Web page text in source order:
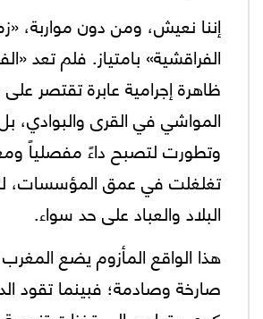
إننا نعيش، ومن دون مواربة،
الفراقشية» بامتياز. فلم تعد
ظاهرة إجرامية عابرة تقتصر
المواشي في القرى والبوادي،
وتطورت لتصبح داءً مفصلياً
تغلغلت في عمق المؤسسات،
البلاد والعباد على حد سواء.
هذا الواقع المأزوم يضع
صارخة وصادمة؛ فبينما تقود